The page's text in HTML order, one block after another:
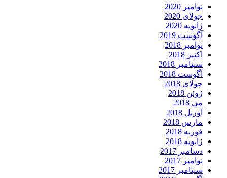
نوامبر 2020
جولای 2020
ژانویه 2020
آگوست 2019
نوامبر 2018
اکتبر 2018
سپتامبر 2018
آگوست 2018
جولای 2018
ژوئن 2018
می 2018
آوریل 2018
مارس 2018
فوریه 2018
ژانویه 2018
دسامبر 2017
نوامبر 2017
سپتامبر 2017